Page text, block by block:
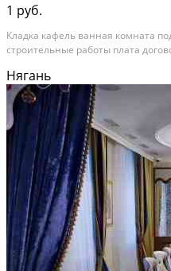
1 руб.
Кладка кафель ванная комната
строительные работы плата
Нягань